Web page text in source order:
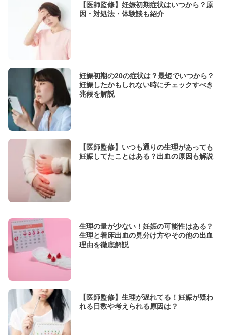
【医師監修】妊娠初期症状はいつから？原
因・対処法・体験談も紹介
妊娠初期の20の症状は？最短でいつから？
妊娠したかもしれない時にチェックすべき
兆候を解説
【医師監修】いつも通りの生理があっても
妊娠してたことはある？出血の原因も解説
生理の量が少ない！妊娠の可能性はある？
生理と着床出血の見分け方やその他の出血
理由を徹底解説
【医師監修】生理が遅れてる！妊娠が疑わ
れる日数や考えられる原因は？